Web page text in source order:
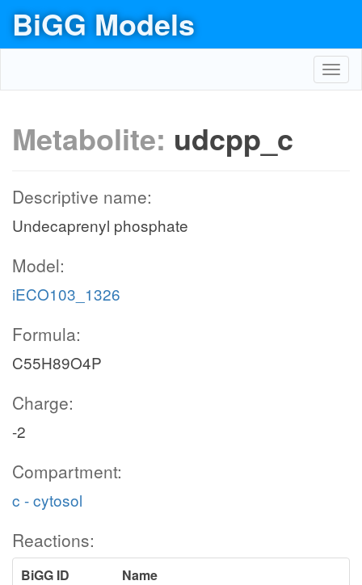
BiGG Models
Metabolite: udcpp_c
Descriptive name:
Undecaprenyl phosphate
Model:
iECO103_1326
Formula:
C55H89O4P
Charge:
-2
Compartment:
c - cytosol
Reactions:
BiGG ID
Name